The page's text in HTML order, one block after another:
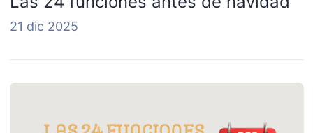
21 dic 2025